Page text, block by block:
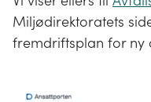
Miljødirektoratets
fremdriftsplan for ny